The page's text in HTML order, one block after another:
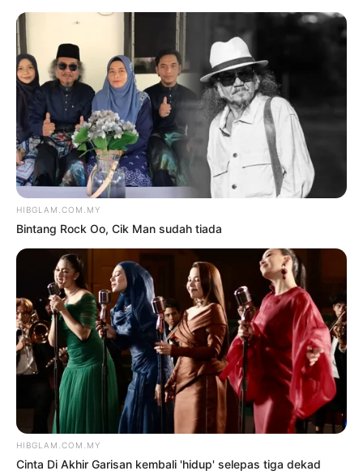
TAG:CUCI BAJU
Hiburan
SAYANG IBU, ANAK BETTY
RAHMAD HALANG CUCI BAJU
2024
TERKINI
‘Juri perlu cari ‘angle’ lain kupas
dengan peserta’